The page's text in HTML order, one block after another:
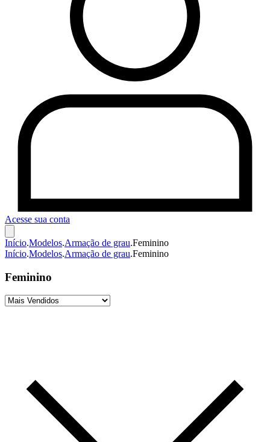
Acesse sua conta
Início.Modelos.Armação de grau.Feminino
Início.Modelos.Armação de grau.Feminino
Feminino